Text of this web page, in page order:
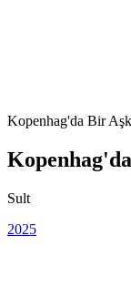
Kopenhag'da Bir
Sult
2025